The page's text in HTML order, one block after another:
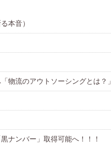
本音）
物流のアウトソーシングとは？」
ナンバー」取得可能へ！！！